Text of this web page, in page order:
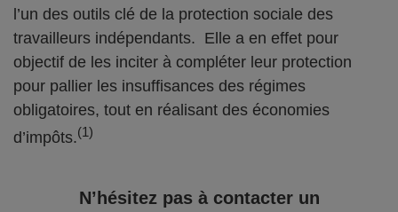
l’un des outils clé de la protection sociale des
travailleurs indépendants. Elle a en effet pour
objectif de les inciter à compléter leur protection
pour pallier les insuffisances des régimes
obligatoires, tout en réalisant des économies
d’impôts.(1)
N’hésitez pas à contacter un